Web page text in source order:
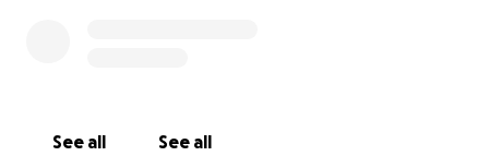
See all See all